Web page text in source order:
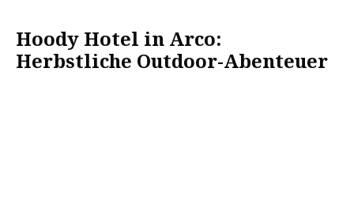
Hoody Hotel in Arco:
Herbstliche Outdoor-Abenteuer